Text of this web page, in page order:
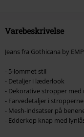
Varebeskrivelse
Jeans fra Gothicana by
- 5-lommet stil
- Detaljer i læderlook
- Dekorative stropper
- Farvedetaljer i stropperne
- Mesh-indsatser på
- Edderkop knap med